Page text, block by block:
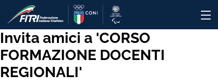
Invita amici a 'CORSO
FORMAZIONE DOCENTI
REGIONALI'